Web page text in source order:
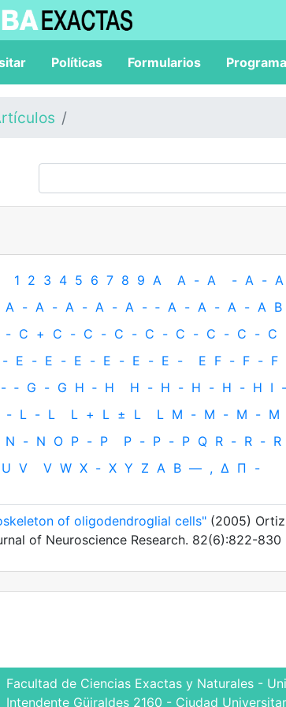
Políticas Formularios
1 2 3 4 5 6 7 8 9 A A - A - A - A
A - A - A - A - A - ‐ A - A - A - A B
- C + C - C - C - C - C - C - C - C
- E - E - E - E - E - E - E F - F - F
- ‐ G - G H ‐ H H - H - H - H - H I -
- L - L L + L ± L L M - M - M - M
N - N O P - P P - P - P Q R - R - R
U V V W X - X Y Z Α Β — , Δ Π -
of oligodendroglial cells" (2005)
of Neuroscience Research. 82(6):822-830
Facultad de Ciencias Exactas y Naturales -
Intendente Güiraldes 2160 - Ciudad